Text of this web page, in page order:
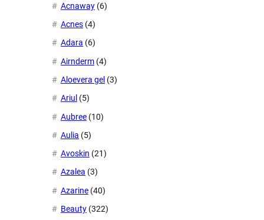
Acnaway (6)
Acnes (4)
Adara (6)
Airnderm (4)
Aloevera gel (3)
Ariul (5)
Aubree (10)
Aulia (5)
Avoskin (21)
Azalea (3)
Azarine (40)
Beauty (322)